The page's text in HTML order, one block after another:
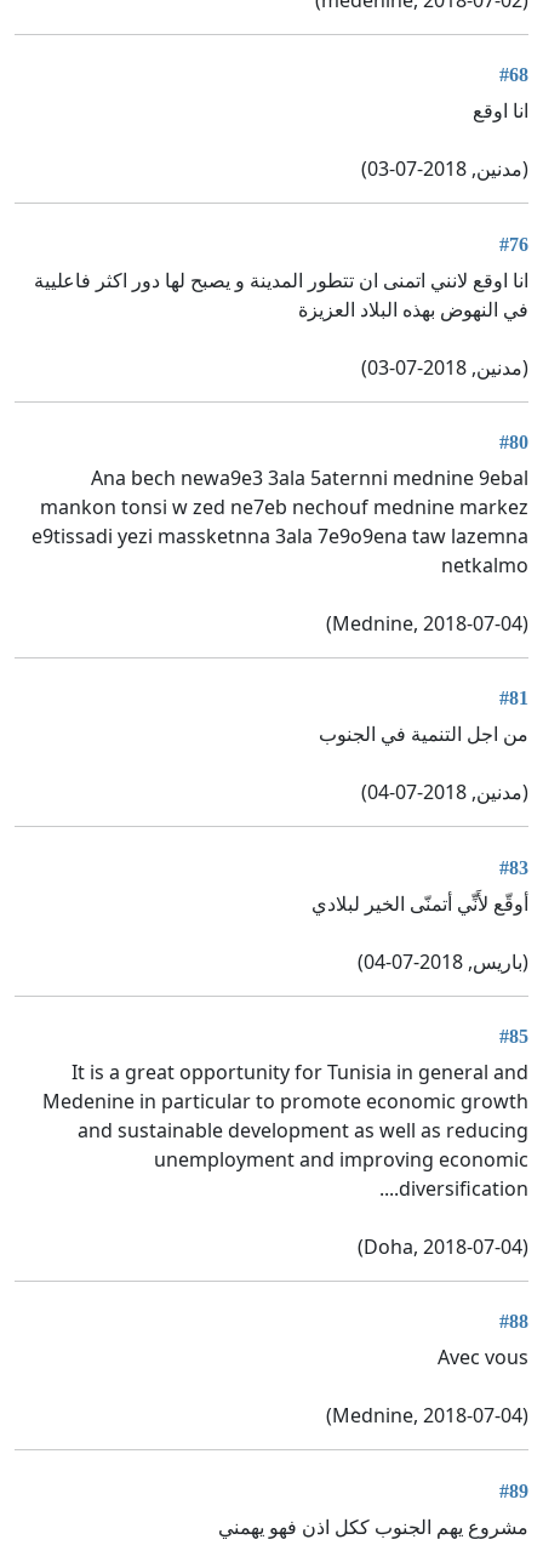
#68
انا اوقع
(مدنين, 2018-07-03)
#76
انا اوقع لانني اتمنى ان تتطور المدينة و يصبح لها دور اكثر فاعليية
في النهوض بهذه البلاد العزيزة
(مدنين, 2018-07-03)
#80
Ana bech newa9e3 3ala 5aternni mednine 9ebal
mankon tonsi w zed ne7eb nechouf mednine markez
e9tissadi yezi massketnna 3ala 7e9o9ena taw lazemna
netkalmo
(Mednine, 2018-07-04)
#81
من اجل التنمية في الجنوب
(مدنين, 2018-07-04)
#83
أوقّع لأَنِّي أتمنّى الخير لبلادي
(باريس, 2018-07-04)
#85
It is a great opportunity for Tunisia in general and
Medenine in particular to promote economic growth
and sustainable development as well as reducing
unemployment and improving economic
diversification....
(Doha, 2018-07-04)
#88
Avec vous
(Mednine, 2018-07-04)
#89
مشروع يهم الجنوب ككل اذن فهو يهمني